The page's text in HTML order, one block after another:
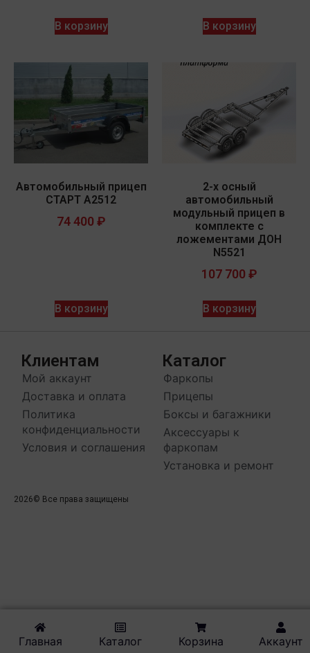
Главная Каталог Корзина Аккаунт
В корзину В корзину
Автомобильный прицеп
СТАРТ A2512
74 400 ₽
В корзину
2-х осный
автомобильный
модульный прицеп в
комплекте с
ложементами ДОН
N5521
107 700 ₽
В корзину
Клиентам
Мой аккаунт
Доставка и оплата
Политика
конфиденциальности
Условия и соглашения
Каталог
Фаркопы
Прицепы
Боксы и багажники
Аксессуары к
фаркопам
Установка и ремонт
2026© Все права защищены